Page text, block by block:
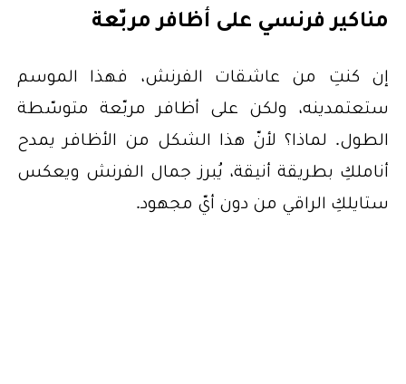
مناكير فرنسي على أظافر مربّعة
إن كنتِ من عاشقات الفرنش، فهذا الموسم
ستعتمدينه، ولكن على أظافر مربّعة متوسّطة
الطول. لماذا؟ لأنّ هذا الشكل من الأظافر يمدح
أناملكِ بطريقة أنيقة، يُبرز جمال الفرنش ويعكس
ستايلكِ الراقي من دون أيّ مجهود.